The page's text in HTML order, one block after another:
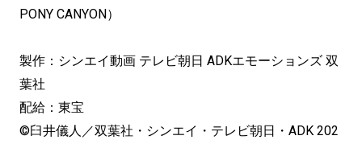
PONY CANYON）
製作：シンエイ動画 テレビ朝日 ADKエモーションズ 双
葉社
配給：東宝
©臼井儀人／双葉社・シンエイ・テレビ朝日・ADK 202